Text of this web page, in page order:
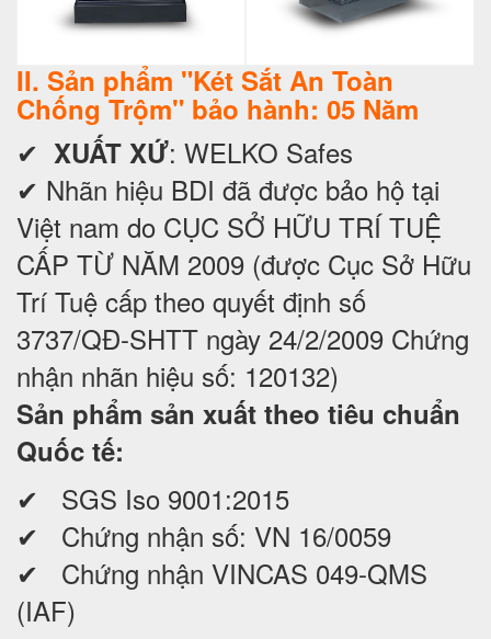
II. Sản phẩm "Két Sắt An Toàn
Chống Trộm" bảo hành: 05 Năm
✔ XUẤT XỨ: WELKO Safes
✔ Nhãn hiệu BDI đã được bảo hộ tại
Việt nam do CỤC SỞ HỮU TRÍ TUỆ
CẤP TỪ NĂM 2009 (được Cục Sở Hữu
Trí Tuệ cấp theo quyết định số
3737/QĐ-SHTT ngày 24/2/2009 Chứng
nhận nhãn hiệu số: 120132)
Sản phẩm sản xuất theo tiêu chuẩn
Quốc tế:
✔ SGS Iso 9001:2015
✔ Chứng nhận số: VN 16/0059
✔ Chứng nhận VINCAS 049-QMS
(IAF)